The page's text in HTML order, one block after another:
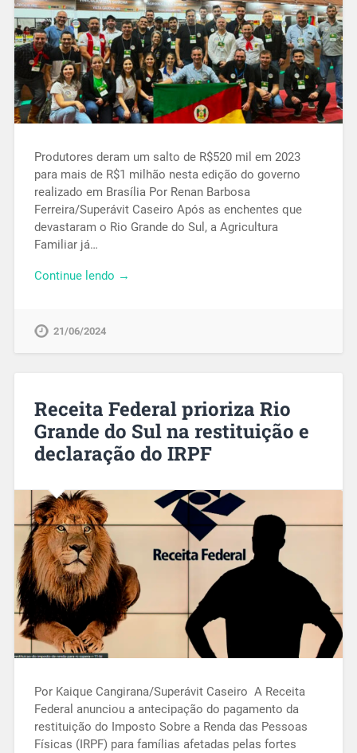
Produtores deram um salto de R$520 mil em 2023
para mais de R$1 milhão nesta edição do governo
realizado em Brasília Por Renan Barbosa
Ferreira/Superávit Caseiro Após as enchentes que
devastaram o Rio Grande do Sul, a Agricultura
Familiar já…
Continue lendo →
21/06/2024
Receita Federal prioriza Rio
Grande do Sul na restituição e
declaração do IRPF
Por Kaique Cangirana/Superávit Caseiro A Receita
Federal anunciou a antecipação do pagamento da
restituição do Imposto Sobre a Renda das Pessoas
Físicas (IRPF) para famílias afetadas pelas fortes